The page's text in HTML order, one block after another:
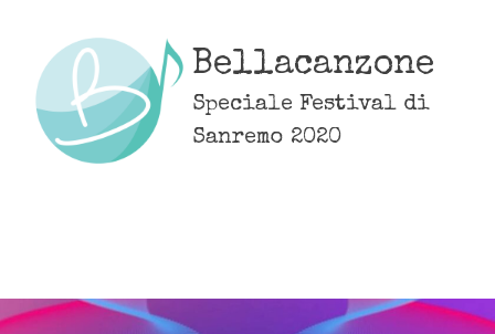
content
Bellacanzone
Speciale Festival di
Sanremo 2020